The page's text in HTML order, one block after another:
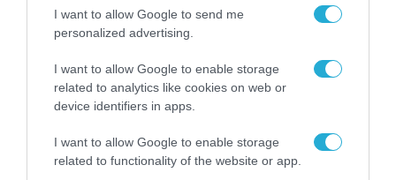
I want to allow Google to send me
personalized advertising.
I want to allow Google to enable storage
related to analytics like cookies on web or
device identifiers in apps.
I want to allow Google to enable storage
related to functionality of the website or app.